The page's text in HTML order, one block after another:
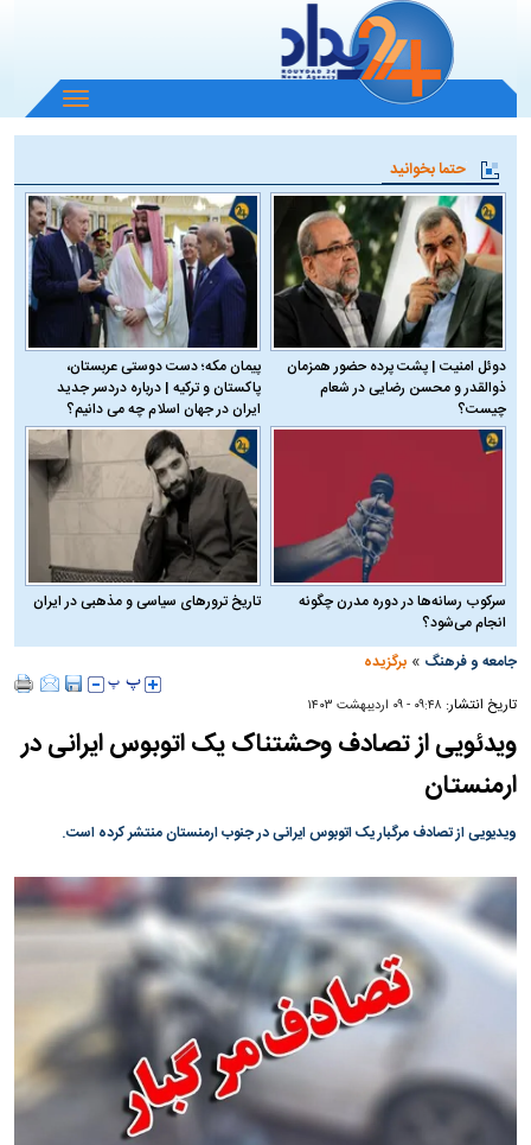
باز
و
منو
حتما بخوانید
دوئل امنیت | پشت پرده حضور همزمان
ذوالقدر و محسن رضایی در شعام
چیست؟
پیمان مکه؛ دست دوستی عربستان،
پاکستان و ترکیه | درباره دردسر جدید
ایران در جهان اسلام چه می دانیم؟
سرکوب رسانه‌ها در دوره مدرن چگونه
انجام می‌شود؟
تاریخ ترورهای سیاسی و مذهبی در ایران
جامعه و فرهنگ »برگزیده
تاریخ انتشار: ۰۹:۴۸ - ۰۹ ارديبهشت ۱۴۰۳
ویدئویی از تصادف وحشتناک یک اتوبوس ایرانی در
ارمنستان
ویدیویی از تصادف مرگبار یک اتوبوس ایرانی در جنوب ارمنستان منتشر کرده است.